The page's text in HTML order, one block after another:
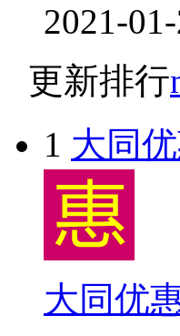
2021-
更新排行
1 大同
大同优